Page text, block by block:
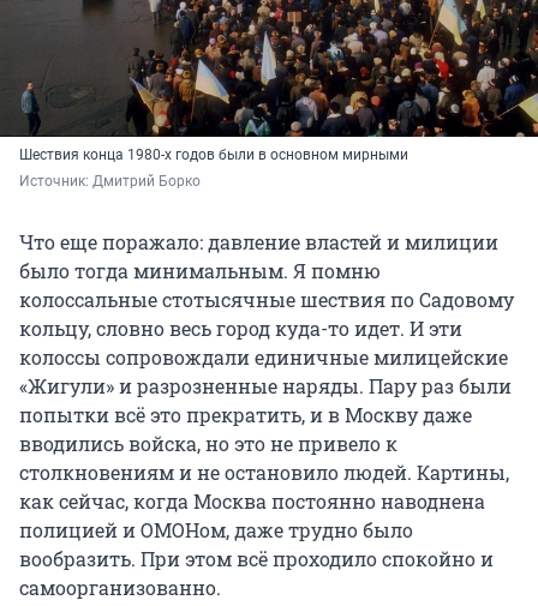
Шествия конца 1980-х годов были в основном мирными
Источник: Дмитрий Борко
Что еще поражало: давление властей и милиции
было тогда минимальным. Я помню
колоссальные стотысячные шествия по Садовому
кольцу, словно весь город куда-то идет. И эти
колоссы сопровождали единичные милицейские
«Жигули» и разрозненные наряды. Пару раз были
попытки всё это прекратить, и в Москву даже
вводились войска, но это не привело к
столкновениям и не остановило людей. Картины,
как сейчас, когда Москва постоянно наводнена
полицией и ОМОНом, даже трудно было
вообразить. При этом всё проходило спокойно и
самоорганизованно.